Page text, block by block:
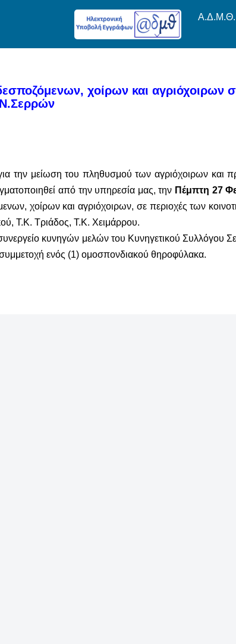
Α.Δ.Μ.Θ.
χοίρων και αγριόχοιρων
Ν.Σερρών
την μείωση του πληθυσμού των αγριόχοιρων και
από την υπηρεσία μας, την Πέμπτη 27
χοίρων και αγριόχοιρων, σε περιοχές των
Τ.Κ. Τριάδος, Τ.Κ. Χειμάρρου.
κυνηγών μελών του Κυνηγετικού Συλλόγου
ενός (1) ομοσπονδιακού θηροφύλακα.